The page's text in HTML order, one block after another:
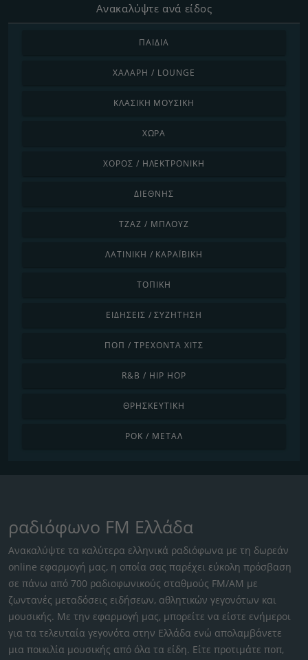
Ανακαλύψτε ανά είδος
ΠΑΙΔΙΆ
ΧΑΛΑΡΉ / LOUNGE
ΚΛΑΣΙΚΉ ΜΟΥΣΙΚΉ
ΧΏΡΑ
ΧΟΡΌΣ / ΗΛΕΚΤΡΟΝΙΚΉ
ΔΙΕΘΝΉΣ
ΤΖΑΖ / ΜΠΛΟΥΖ
ΛΑΤΙΝΙΚΉ / ΚΑΡΑΪΒΙΚΉ
ΤΟΠΙΚΉ
ΕΙΔΉΣΕΙΣ / ΣΥΖΉΤΗΣΗ
ΠΟΠ / ΤΡΈΧΟΝΤΑ ΧΙΤΣ
R&B / HIP HOP
ΘΡΗΣΚΕΥΤΙΚΉ
ΡΟΚ / ΜΈΤΑΛ
ραδιόφωνο FM Ελλάδα
Ανακαλύψτε τα καλύτερα ελληνικά ραδιόφωνα με τη δωρεάν
online εφαρμογή μας, η οποία σας παρέχει εύκολη πρόσβαση
σε πάνω από 700 ραδιοφωνικούς σταθμούς FM/AM με
ζωντανές μεταδόσεις ειδήσεων, αθλητικών γεγονότων και
μουσικής. Με την εφαρμογή μας, μπορείτε να είστε ενήμεροι
για τα τελευταία γεγονότα στην Ελλάδα ενώ απολαμβάνετε
μια ποικιλία μουσικής από όλα τα είδη. Είτε προτιμάτε ποπ,